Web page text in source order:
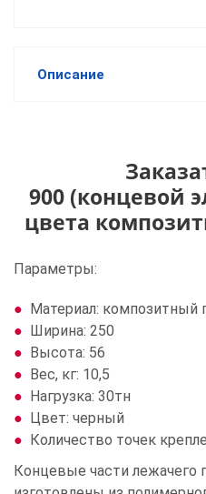
Описание
900 (концевой
цвета
Параметры:
Материал: композитный
Ширина: 250
Высота: 56
Вес, кг: 10,5
Нагрузка: 30тн
Цвет: черный
Количество точек
Концевые части лежачего